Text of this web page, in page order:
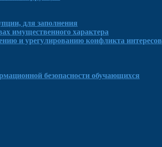
для заполнения
имущественного характера
и урегулированию конфликта интересов
безопасности обучающихся